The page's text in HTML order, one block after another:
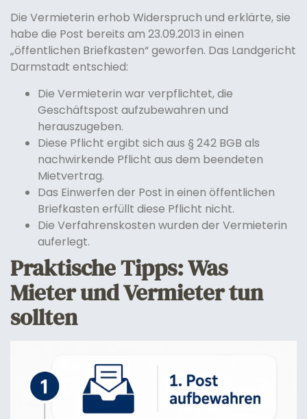
Die Vermieterin erhob Widerspruch und erklärte, sie
habe die Post bereits am 23.09.2013 in einen
„öffentlichen Briefkasten“ geworfen. Das Landgericht
Darmstadt entschied:
Die Vermieterin war verpflichtet, die
Geschäftspost aufzubewahren und
herauszugeben.
Diese Pflicht ergibt sich aus § 242 BGB als
nachwirkende Pflicht aus dem beendeten
Mietvertrag.
Das Einwerfen der Post in einen öffentlichen
Briefkasten erfüllt diese Pflicht nicht.
Die Verfahrenskosten wurden der Vermieterin
auferlegt.
Praktische Tipps: Was
Mieter und Vermieter tun
sollten